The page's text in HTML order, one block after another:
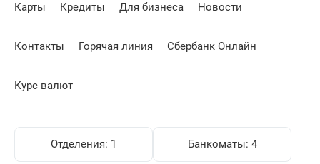
Карты Кредиты Для бизнеса Новости
Контакты Горячая линия Сбербанк Онлайн
Курс валют
Отделения: 1 Банкоматы: 4